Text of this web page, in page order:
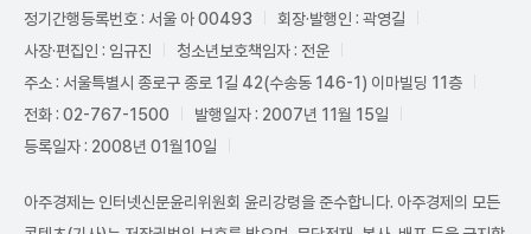
정기간행등록번호 : 서울 아 00493
회장·발행인 : 곽영길
사장·편집인 : 임규진
청소년보호책임자 : 전운
주소 : 서울특별시 종로구 종로 1길 42(수송동 146-1) 이마빌딩 11층
전화 : 02-767-1500
발행일자 : 2007년 11월 15일
등록일자 : 2008년 01월10일
아주경제는 인터넷신문윤리위원회 윤리강령을 준수합니다. 아주경제의 모든